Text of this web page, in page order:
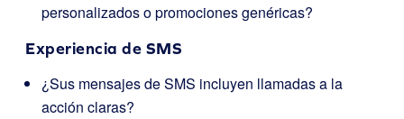
personalizados o promociones genéricas?
Experiencia de SMS
¿Sus mensajes de SMS incluyen llamadas a la
acción claras?